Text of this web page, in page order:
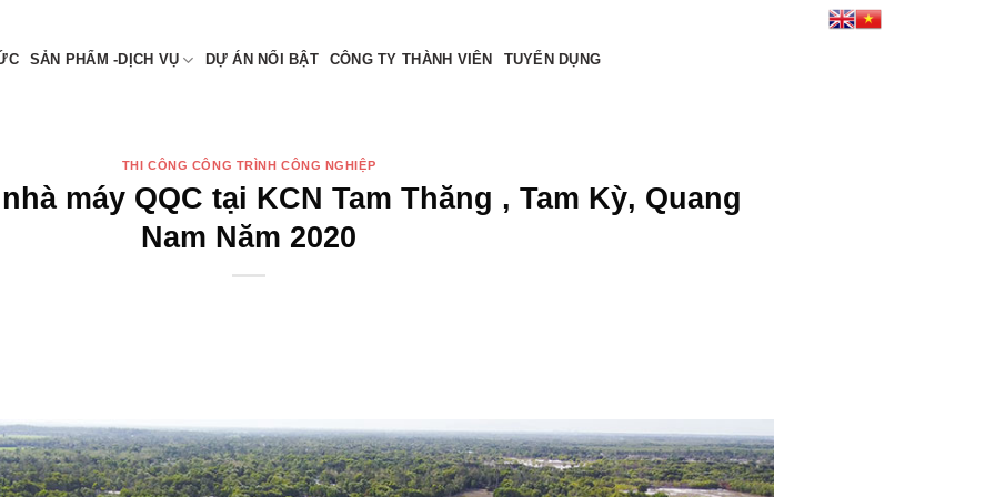
SẢN PHẨM -DỊCH VỤ DỰ ÁN NỔI BẬT CÔNG TY THÀNH VIÊN TUYỂN DỤNG
THI CÔNG CÔNG TRÌNH CÔNG NGHIỆP
máy QQC tại KCN Tam Thăng , Tam Kỳ, Quang
Nam Năm 2020